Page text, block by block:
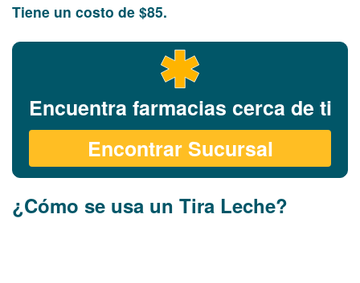
Tiene un costo de $85.
Encuentra farmacias cerca de ti
Encontrar Sucursal
¿Cómo se usa un Tira Leche?